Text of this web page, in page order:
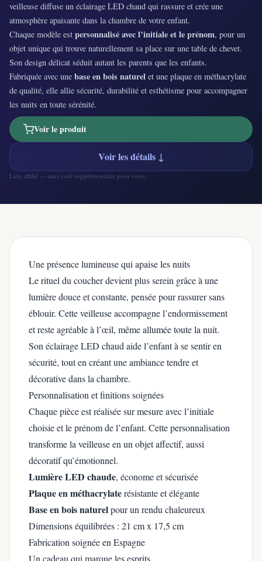
veilleuse diffuse un éclairage LED chaud qui rassure et crée une
atmosphère apaisante dans la chambre de votre enfant.
Chaque modèle est personnalisé avec l’initiale et le prénom, pour un
objet unique qui trouve naturellement sa place sur une table de chevet.
Son design délicat séduit autant les parents que les enfants.
Fabriquée avec une base en bois naturel et une plaque en méthacrylate
de qualité, elle allie sécurité, durabilité et esthétisme pour accompagner
les nuits en toute sérénité.
Voir le produit
Voir les détails ↓
Lien affilié — sans coût supplémentaire pour vous.
Une présence lumineuse qui apaise les nuits
Le rituel du coucher devient plus serein grâce à une
lumière douce et constante, pensée pour rassurer sans
éblouir. Cette veilleuse accompagne l’endormissement
et reste agréable à l’œil, même allumée toute la nuit.
Son éclairage LED chaud aide l’enfant à se sentir en
sécurité, tout en créant une ambiance tendre et
décorative dans la chambre.
Personnalisation et finitions soignées
Chaque pièce est réalisée sur mesure avec l’initiale
choisie et le prénom de l’enfant. Cette personnalisation
transforme la veilleuse en un objet affectif, aussi
décoratif qu’émotionnel.
Lumière LED chaude, économe et sécurisée
Plaque en méthacrylaterésistante et élégante
Base en bois naturelpour un rendu chaleureux
Dimensions équilibrées : 21 cm x 17,5 cm
Fabrication soignée en Espagne
Un cadeau qui marque les esprits